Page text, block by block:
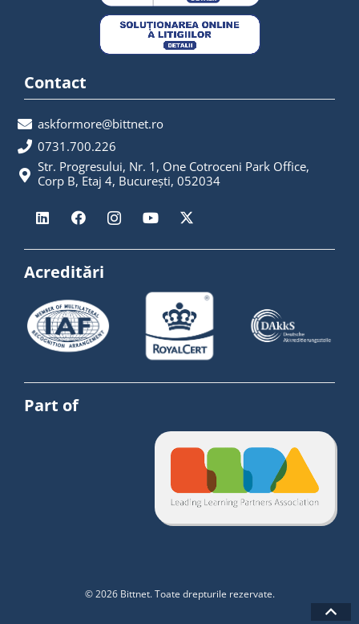
Contact
askformore@bittnet.ro
0731.700.226
Str. Progresului, Nr. 1, One Cotroceni Park Office,
Corp B, Etaj 4, București, 052034
Acreditări
Part of
© 2026 Bittnet. Toate drepturile rezervate.